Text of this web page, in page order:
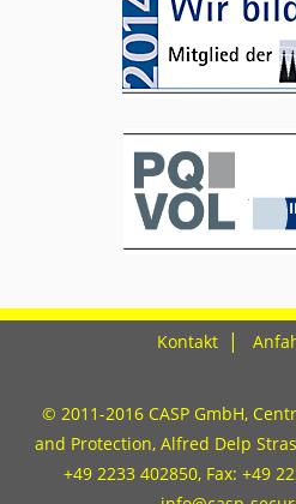
Kontakt
© 2011-2016 CASP GmbH,
and Protection, Alfred Delp
+49 2233 402850, Fax: +49